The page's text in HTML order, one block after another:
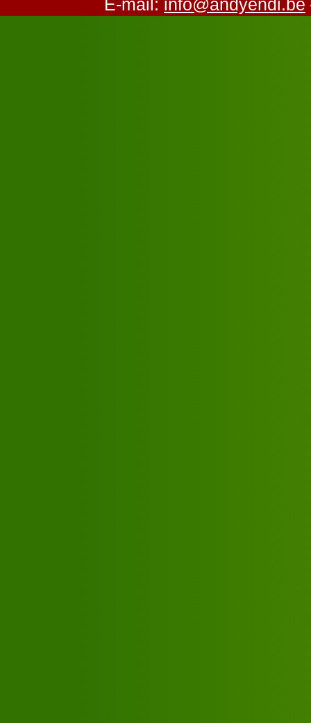
E-mail: info@andyendi.be